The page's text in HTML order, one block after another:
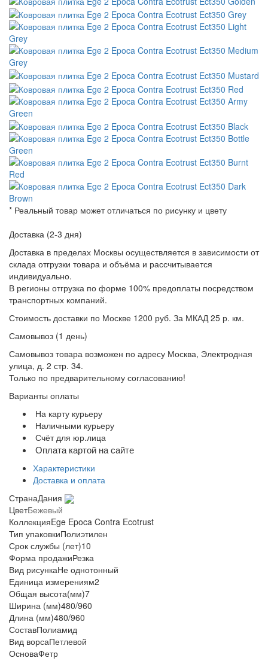
* Реальный товар может отличаться по рисунку и цвету
Доставка (2-3 дня)
Доставка в пределах Москвы осуществляется в зависимости от
склада отгрузки товара и объёма и рассчитывается
индивидуально.
В регионы отгрузка по форме 100% предоплаты посредством
транспортных компаний.
Стоимость доставки по Москве 1200 руб. За МКАД 25 р. км.
Самовывоз (1 день)
Самовывоз товара возможен по адресу Москва, Электродная
улица, д. 2 стр. 34.
Только по предварительному согласованию!
Варианты оплаты
На карту курьеру
Наличными курьеру
Счёт для юр.лица
Оплата картой на сайте
Характеристики
Доставка и оплата
СтранаДания
ЦветБежевый
КоллекцияEge Epoca Contra Ecotrust
Тип упаковкиПолиэтилен
Срок службы (лет)10
Форма продажиРезка
Вид рисункаНе однотонный
Единица измерениям2
Общая высота(мм)7
Ширина (мм)480/960
Длина (мм)480/960
СоставПолиамид
Вид ворсаПетлевой
ОсноваФетр